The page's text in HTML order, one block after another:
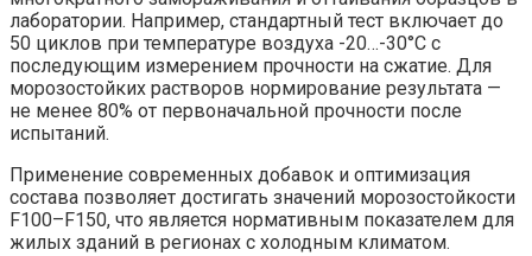
лаборатории. Например, стандартный тест включает до
50 циклов при температуре воздуха -20…-30°C с
последующим измерением прочности на сжатие. Для
морозостойких растворов нормирование результата —
не менее 80% от первоначальной прочности после
испытаний.
Применение современных добавок и оптимизация
состава позволяет достигать значений морозостойкости
F100–F150, что является нормативным показателем для
жилых зданий в регионах с холодным климатом.